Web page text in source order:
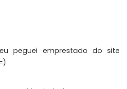
peguei emprestado do site